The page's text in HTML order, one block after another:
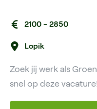
2100 - 2850
Lopik
Zoek jij werk als
snel op deze